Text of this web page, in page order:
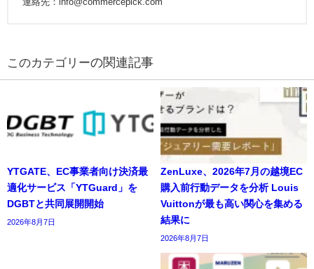
の関連記事
YTGATE、EC事業者向け決済最
適化サービス「YTGuard」を
DGBTと共同展開開始
2026年8月7日
ZenLuxe、2026年7月の越境EC
購入前行動データを分析 Louis
Vuittonが最も高い関心を集める
結果に
2026年8月7日